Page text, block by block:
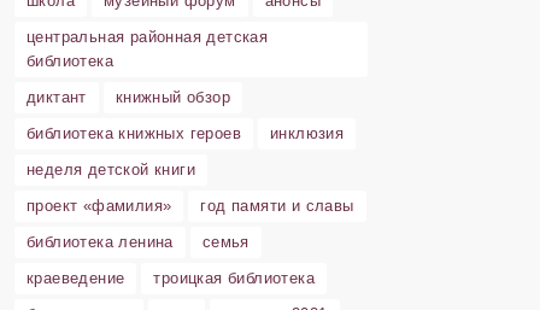
центральная районная детская
библиотека
диктант
книжный обзор
библиотека книжных героев
инклюзия
неделя детской книги
проект «фамилия»
год памяти и славы
библиотека ленина
семья
краеведение
троицкая библиотека